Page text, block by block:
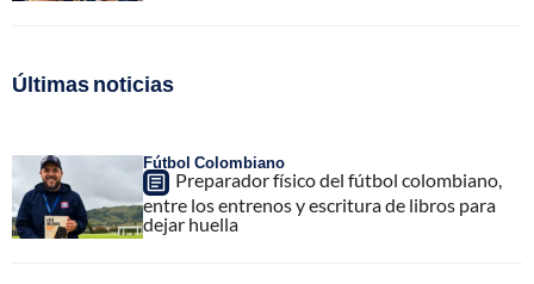
Últimas noticias
Fútbol Colombiano
Preparador físico del fútbol colombiano,
entre los entrenos y escritura de libros para
dejar huella